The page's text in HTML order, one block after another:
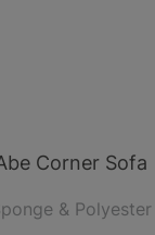
Corner Sofa
& Polyester